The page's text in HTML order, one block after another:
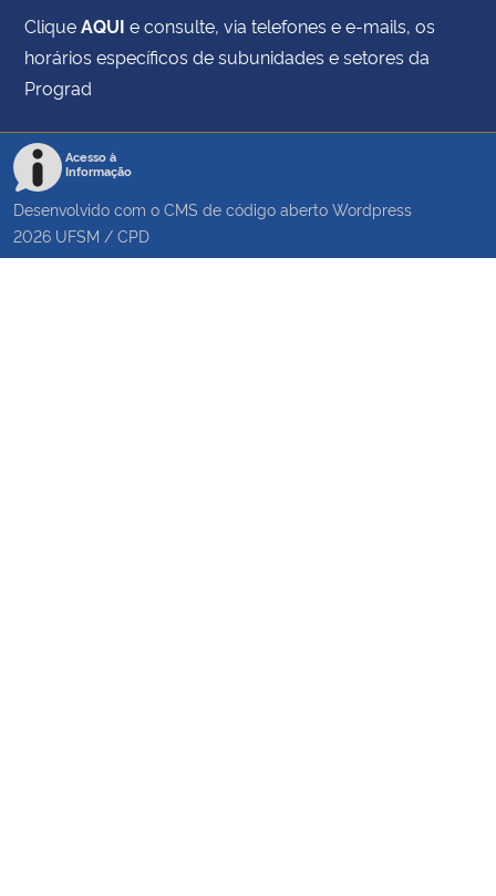
CliqueAQUI e consulte, via telefones e e-mails, os
horários específicos de subunidades e setores da
Prograd
Acesso à
Informação
Desenvolvido com o CMS de código aberto Wordpress
2026 UFSM / CPD